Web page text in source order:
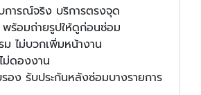
การณ์จริง บริการตรงจุด
พร้อมถ่ายรูปให้ดูก่อนซ่อม
ม ไม่บวกเพิ่มหน้างาน
ม่ดองงาน
รอง รับประกันหลังซ่อมบางรายการ